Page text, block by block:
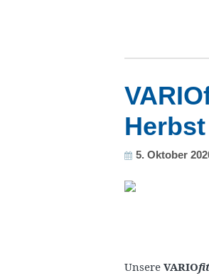
5. Oktober
Unsere VARIOfit